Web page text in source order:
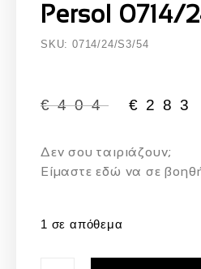
Persol 0714/
SKU: 0714/24/S3/54
€404 € 283
Δεν σου ταιριάζουν;
Eίμαστε εδώ να σε
1 σε απόθεμα